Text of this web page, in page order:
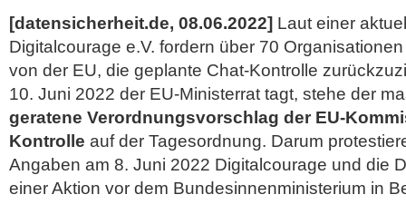
[datensicherheit.de, 08.06.2022] Laut einer
Digitalcourage e.V. fordern über 70
von der EU, die geplante Chat-Kontrolle
10. Juni 2022 der EU-Ministerrat tagt, stehe der
geratene Verordnungsvorschlag der EU-
Kontrolle auf der Tagesordnung. Darum
Angaben am 8. Juni 2022 Digitalcourage und die
einer Aktion vor dem Bundesinnenministerium in